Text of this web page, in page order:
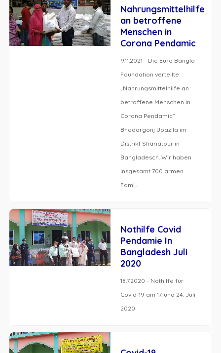
Nahrungsmittelhilfe
an betroffene
Menschen in
Corona Pendamic
9.11.2021 - Die Euro Bangla
Foundation verteilte
„Nahrungsmittelhilfe an
betroffene Menschen in
Corona Pendamic“
Bhedorgonj Upazila im
Distrikt Shariatpur in
Bangladesch. Wir haben
insgesamt 700 armen
Fami...
Nothilfe Covid
Pendamie In
Bangladesh Juli
2020
18.7.2020 - Nothilfe für
Covid-19 am 17. und 24. Juli
2020